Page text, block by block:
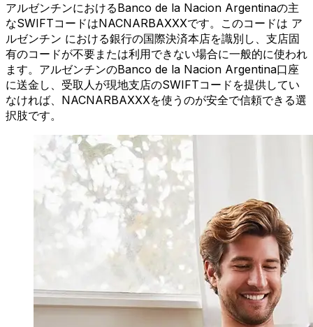
アルゼンチンにおけるBanco de la Nacion Argentinaの主
なSWIFTコードはNACNARBAXXXです。このコードは ア
ルゼンチン における銀行の国際決済本店を識別し、支店固
有のコードが不要または利用できない場合に一般的に使われ
ます。アルゼンチンのBanco de la Nacion Argentina口座
に送金し、受取人が現地支店のSWIFTコードを提供してい
なければ、NACNARBAXXXを使うのが安全で信頼できる選
択肢です。